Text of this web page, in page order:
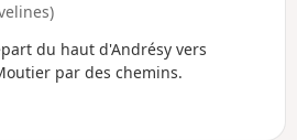
du haut d'Andrésy vers
par des chemins.